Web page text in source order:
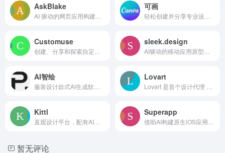
AskBlake 可画
Customuse sleek.design
AI智绘 Lovart
Kittl Superapp
暂无评论